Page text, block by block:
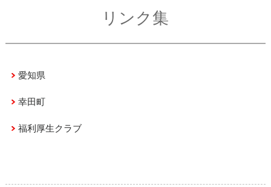
リンク集
愛知県
幸田町
福利厚生クラブ